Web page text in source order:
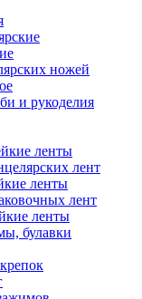
ножей
и рукоделия
ленты
лент
ленты
лент
ленты
булавки